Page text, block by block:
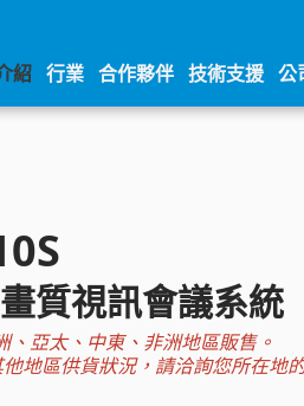
紹 行業 合作夥伴 技術支援 公
質視訊會議系統
、亞太、中東、非洲地區販售。
地區供貨狀況，請洽詢您所在地